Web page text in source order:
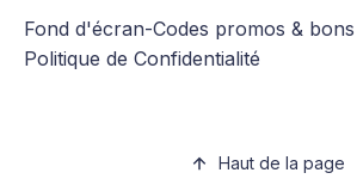
Fond d'écran-Codes promos &
Politique de Confidentialité
Haut de la page